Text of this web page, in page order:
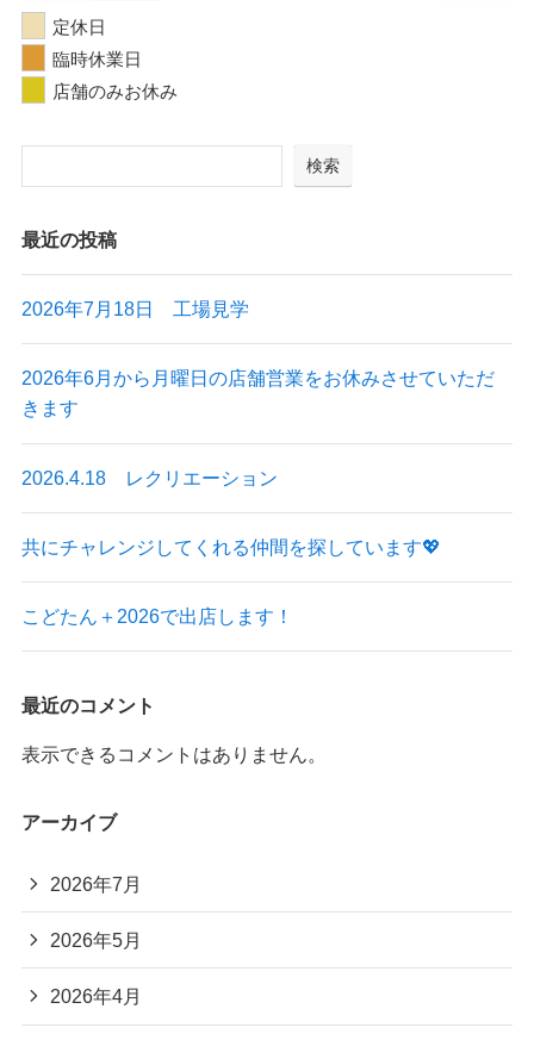
定休日
臨時休業日
店舗のみお休み
検索
最近の投稿
2026年7月18日 工場見学
2026年6月から月曜日の店舗営業をお休みさせていただ
きます
2026.4.18 レクリエーション
共にチャレンジしてくれる仲間を探しています💖
こどたん＋2026で出店します！
最近のコメント
表示できるコメントはありません。
アーカイブ
2026年7月
2026年5月
2026年4月